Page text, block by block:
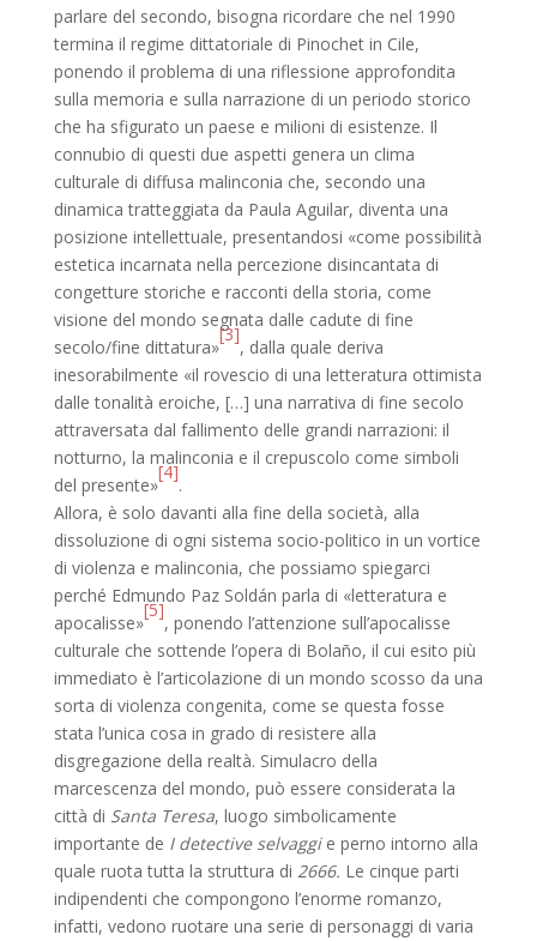
parlare del secondo, bisogna ricordare che nel 1990
termina il regime dittatoriale di Pinochet in Cile,
ponendo il problema di una riflessione approfondita
sulla memoria e sulla narrazione di un periodo storico
che ha sfigurato un paese e milioni di esistenze. Il
connubio di questi due aspetti genera un clima
culturale di diffusa malinconia che, secondo una
dinamica tratteggiata da Paula Aguilar, diventa una
posizione intellettuale, presentandosi «come possibilità
estetica incarnata nella percezione disincantata di
congetture storiche e racconti della storia, come
visione del mondo segnata dalle cadute di fine
secolo/fine dittatura»
[3]
, dalla quale deriva
inesorabilmente «il rovescio di una letteratura ottimista
dalle tonalità eroiche, […] una narrativa di fine secolo
attraversata dal fallimento delle grandi narrazioni: il
notturno, la malinconia e il crepuscolo come simboli
del presente»
[4]
.
Allora, è solo davanti alla fine della società, alla
dissoluzione di ogni sistema socio-politico in un vortice
di violenza e malinconia, che possiamo spiegarci
perché Edmundo Paz Soldán parla di «letteratura e
apocalisse»
[5]
, ponendo l’attenzione sull’apocalisse
culturale che sottende l’opera di Bolaño, il cui esito più
immediato è l’articolazione di un mondo scosso da una
sorta di violenza congenita, come se questa fosse
stata l’unica cosa in grado di resistere alla
disgregazione della realtà. Simulacro della
marcescenza del mondo, può essere considerata la
città di Santa Teresa, luogo simbolicamente
importante de I detective selvaggie perno intorno alla
quale ruota tutta la struttura di 2666. Le cinque parti
indipendenti che compongono l’enorme romanzo,
infatti, vedono ruotare una serie di personaggi di varia